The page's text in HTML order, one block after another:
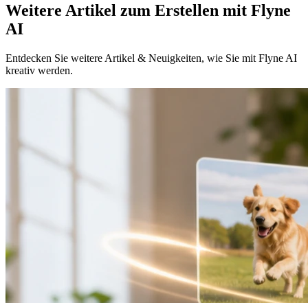
Weitere Artikel zum Erstellen mit Flyne
AI
Entdecken Sie weitere Artikel & Neuigkeiten, wie Sie mit Flyne AI
kreativ werden.